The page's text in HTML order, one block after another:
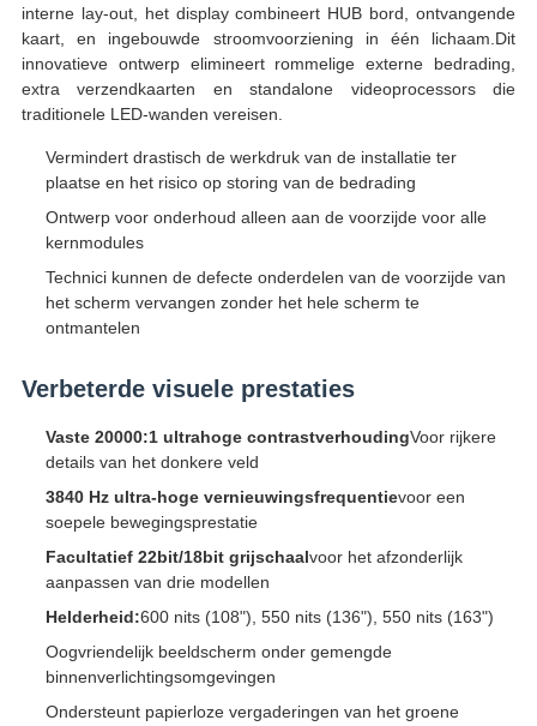
interne lay-out, het display combineert HUB bord, ontvangende
kaart, en ingebouwde stroomvoorziening in één lichaam.Dit
innovatieve ontwerp elimineert rommelige externe bedrading,
extra verzendkaarten en standalone videoprocessors die
traditionele LED-wanden vereisen.
Vermindert drastisch de werkdruk van de installatie ter
plaatse en het risico op storing van de bedrading
Ontwerp voor onderhoud alleen aan de voorzijde voor alle
kernmodules
Technici kunnen de defecte onderdelen van de voorzijde van
het scherm vervangen zonder het hele scherm te
ontmantelen
Verbeterde visuele prestaties
Vaste 20000:1 ultrahoge contrastverhoudingVoor rijkere
details van het donkere veld
3840 Hz ultra-hoge vernieuwingsfrequentievoor een
soepele bewegingsprestatie
Facultatief 22bit/18bit grijschaalvoor het afzonderlijk
aanpassen van drie modellen
Helderheid:600 nits (108"), 550 nits (136"), 550 nits (163")
Oogvriendelijk beeldscherm onder gemengde
binnenverlichtingsomgevingen
Ondersteunt papierloze vergaderingen van het groene